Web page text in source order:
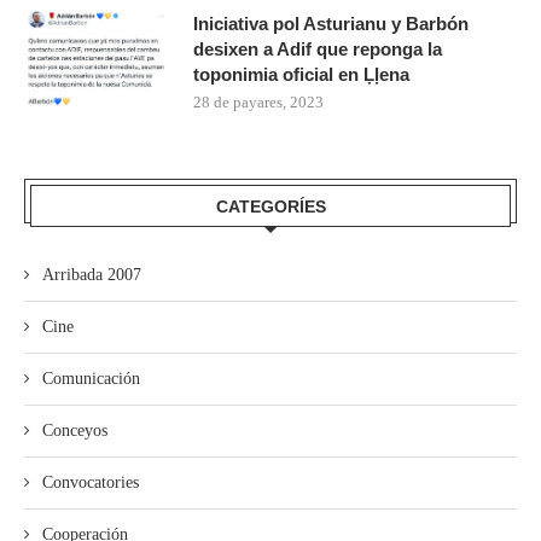
Iniciativa pol Asturianu y Barbón
desixen a Adif que reponga la
toponimia oficial en Ḷḷena
28 de payares, 2023
CATEGORÍES
Arribada 2007
Cine
Comunicación
Conceyos
Convocatories
Cooperación